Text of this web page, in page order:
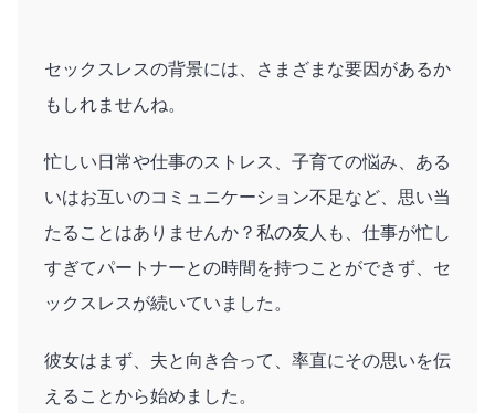
セックスレスの背景には、さまざまな要因があるか
もしれませんね。
忙しい日常や仕事のストレス、子育ての悩み、ある
いはお互いのコミュニケーション不足など、思い当
たることはありませんか？私の友人も、仕事が忙し
すぎてパートナーとの時間を持つことができず、セ
ックスレスが続いていました。
彼女はまず、夫と向き合って、率直にその思いを伝
えることから始めました。